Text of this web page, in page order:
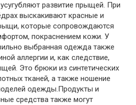
развитие прыщей. При
выскакивают красные и
которые сопровождаются
покраснением кожи. У
выбранная одежда также
аллергии и, как следствие,
Это брюки из синтетических
тканей, а также ношение
одежды.Продукты и
средства также могут